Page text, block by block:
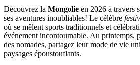
Découvrez la Mongolie en 2026 à travers
ses aventures inoubliables! Le célèbre
où se mêlent sports traditionnels et
événement incontournable. Au printemps,
des nomades, partagez leur mode de vie
paysages époustouflants.